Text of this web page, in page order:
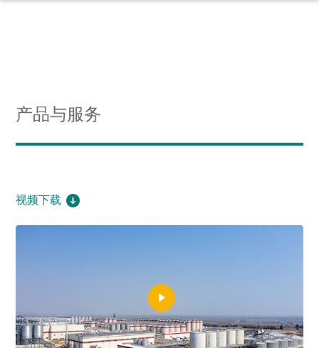
产品与服务
视频下载